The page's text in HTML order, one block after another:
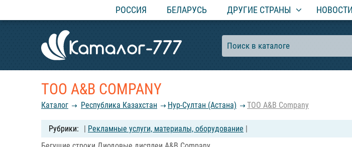
РОССИЯ БЕЛАРУСЬ ДРУГИЕ СТРАНЫ НОВОСТИ
ТОО A&B COMPANY
Каталог Республика Казахстан Нур-Султан (Астана) ТОО A&B Company
| Рекламные услуги, материалы, оборудование |